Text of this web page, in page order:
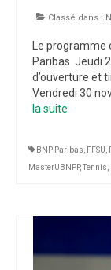
Classé dans :
Le programme
Paribas Jeudi
d’ouverture et
Vendredi 30
la suite­­
BNP Paribas FFSU
MasterUBNPP,Tennis